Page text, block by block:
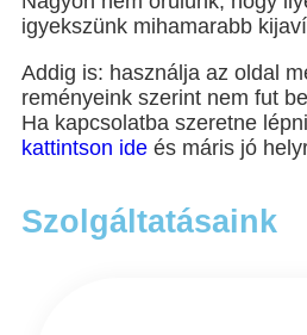
igyekszünk mihamarabb
Addig is: használja az oldal
reményeink szerint nem fut
Ha kapcsolatba szeretne
kattintson ide és máris jó
Szolgáltatásaink